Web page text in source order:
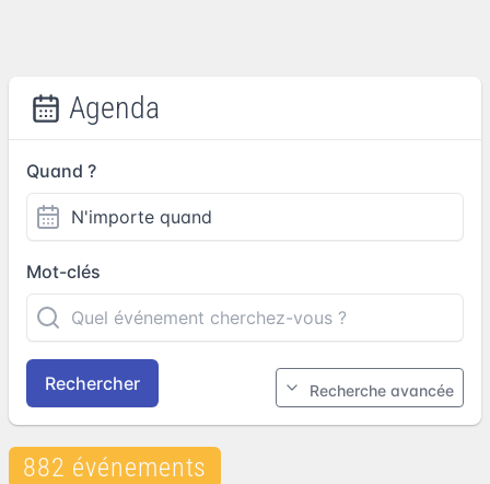
Agenda
Quand ?
Mot-clés
Rechercher Recherche avancée
882 événements